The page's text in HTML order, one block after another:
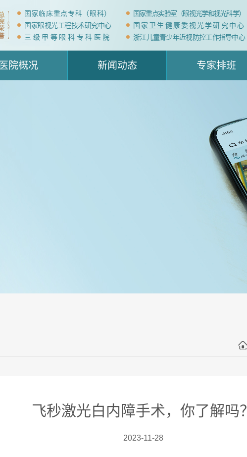
国家临床重点专科（眼科）
国家重点实验室（眼视光学和视光科学）
国家眼视光工程技术研究中心
国家卫生健康委视光学研究中心
三级甲等眼科专科医院
浙江儿童青少年近视防控工作指导中心
医院概况 新闻动态 专家排班
飞秒激光白内障手术，你了解吗？
2023-11-28